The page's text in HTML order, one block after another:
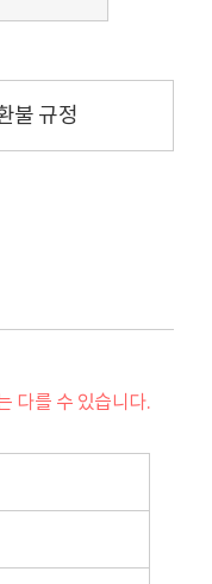
불 규정
다를 수 있습니다.